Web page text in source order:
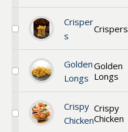
Balls
Välj
Crisper
s
Crispers
Välj
Longs
Golden
Longs
Golden
Longs
Välj
Crispy
Chicken
Crispy
Chicken